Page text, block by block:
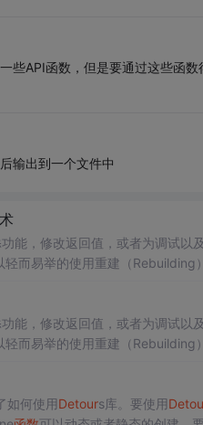
些API函数，但是要通过这些函
输出到一个文件中
能，修改返回值，或者为调试以
而易举的使用重建（Rebuilding）
能，修改返回值，或者为调试以
而易举的使用重建（Rebuilding）
如何使用Detours库。要使用